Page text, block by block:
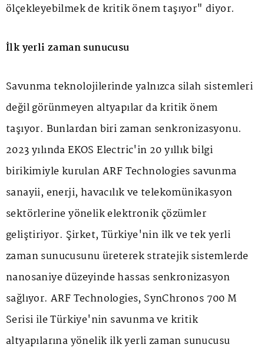
ölçekleyebilmek de kritik önem taşıyor" diyor.
İlk yerli zaman sunucusu
Savunma teknolojilerinde yalnızca silah sistemleri
değil görünmeyen altyapılar da kritik önem
taşıyor. Bunlardan biri zaman senkronizasyonu.
2023 yılında EKOS Electric'in 20 yıllık bilgi
birikimiyle kurulan ARF Technologies savunma
sanayii, enerji, havacılık ve telekomünikasyon
sektörlerine yönelik elektronik çözümler
geliştiriyor. Şirket, Türkiye'nin ilk ve tek yerli
zaman sunucusunu üreterek stratejik sistemlerde
nanosaniye düzeyinde hassas senkronizasyon
sağlıyor. ARF Technologies, SynChronos 700 M
Serisi ile Türkiye'nin savunma ve kritik
altyapılarına yönelik ilk yerli zaman sunucusu